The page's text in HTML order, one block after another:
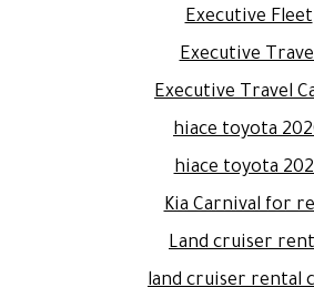
Executive Fleet
Executive
Executive Travel
hiace toyota
hiace toyota
Kia Carnival for
Land cruiser
land cruiser rental